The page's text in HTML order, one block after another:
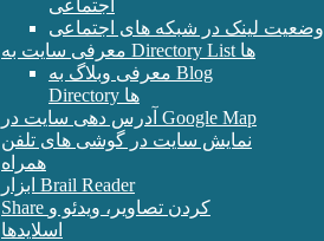
اجتماعی
وضعیت لینک در شبکه های اجتماعی
معرفی سایت به Directory List ها
معرفی وبلاگ به Blog
Directory ها
آدرس دهی سایت در Google Map
نمایش سایت در گوشی های تلفن
همراه
ابزار Brail Reader
Share کردن تصاویر، ویدئو و
اسلایدها